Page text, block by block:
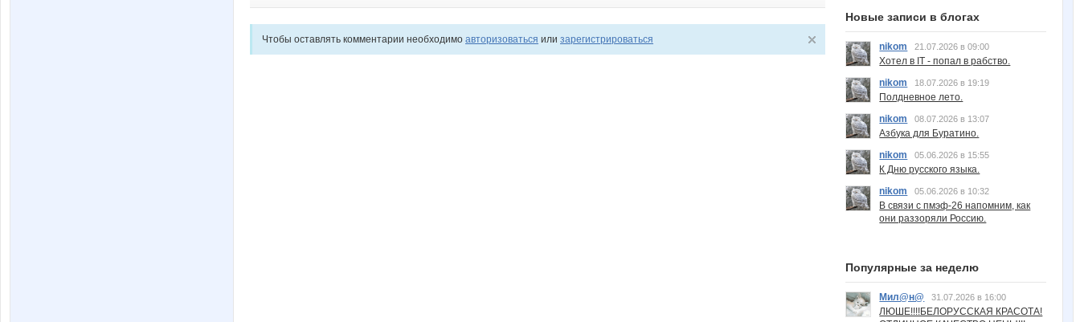
Чтобы оставлять комментарии необходимо авторизоваться или зарегистрироваться
Новые записи в блогах
nikom 21.07.2026 в 09:00
Хотел в IT - попал в рабство.
nikom
18.07.2026 в 19:19
Полдневное лето.
nikom
08.07.2026 в 13:07
Азбука для Буратино.
nikom
05.06.2026 в 15:55
К Дню русского языка.
nikom
05.06.2026 в 10:32
В связи с пмэф-26 напомним, как
они раззоряли Россию.
Популярные за неделю
Мил@н@ 31.07.2026 в 16:00
ЛЮШЕ!!!!БЕЛОРУССКАЯ КРАСОТА!